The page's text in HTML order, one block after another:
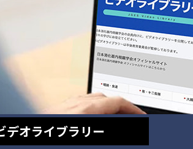
デオライブラリー